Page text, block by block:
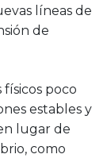
líneas de
de
físicos poco
estables y
lugar de
como